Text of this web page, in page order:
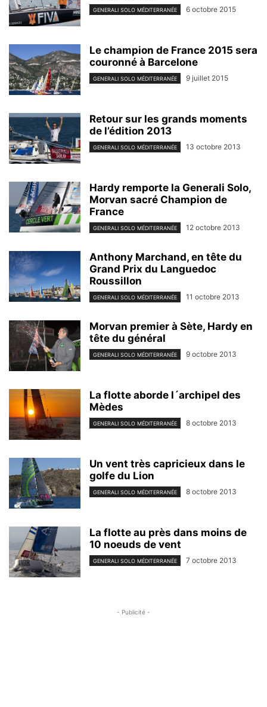
GENERALI SOLO MÉDITERRANÉE 6 octobre 2015
Le champion de France 2015 sera
couronné à Barcelone
GENERALI SOLO MÉDITERRANÉE 9 juillet 2015
Retour sur les grands moments
de l’édition 2013
GENERALI SOLO MÉDITERRANÉE 13 octobre 2013
Hardy remporte la Generali Solo,
Morvan sacré Champion de
France
GENERALI SOLO MÉDITERRANÉE 12 octobre 2013
Anthony Marchand, en tête du
Grand Prix du Languedoc
Roussillon
GENERALI SOLO MÉDITERRANÉE 11 octobre 2013
Morvan premier à Sète, Hardy en
tête du général
GENERALI SOLO MÉDITERRANÉE 9 octobre 2013
La flotte aborde l´archipel des
Mèdes
GENERALI SOLO MÉDITERRANÉE 8 octobre 2013
Un vent très capricieux dans le
golfe du Lion
GENERALI SOLO MÉDITERRANÉE 8 octobre 2013
La flotte au près dans moins de
10 noeuds de vent
GENERALI SOLO MÉDITERRANÉE 7 octobre 2013
- Publicité -